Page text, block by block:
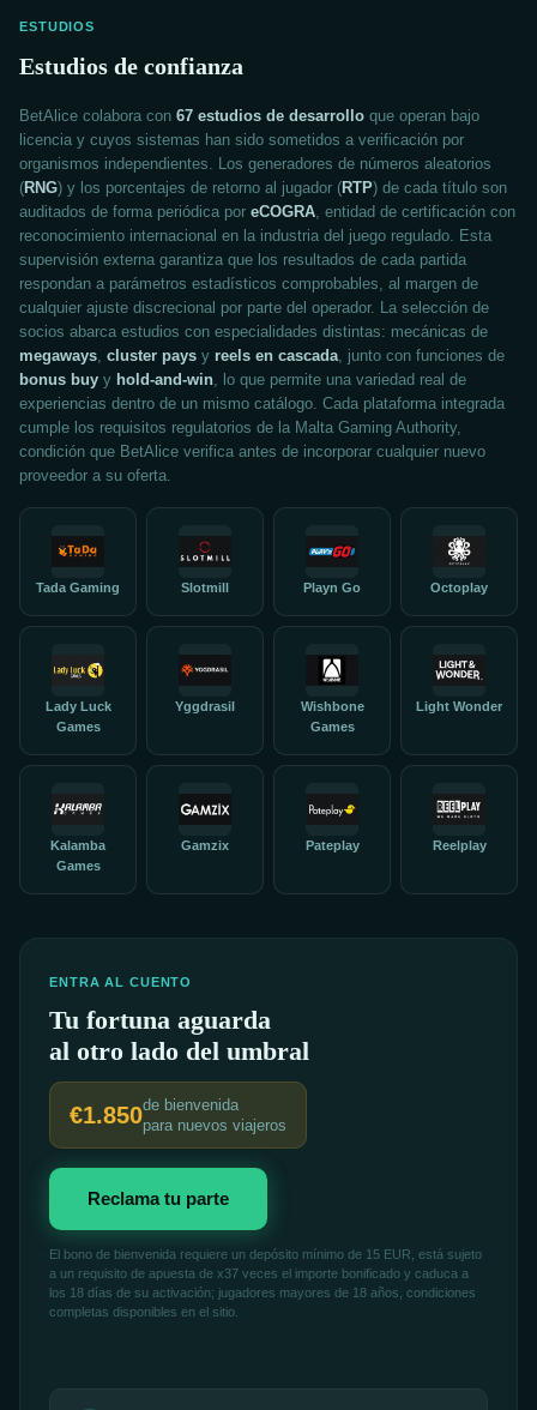
ESTUDIOS
Estudios de confianza
BetAlice colabora con 67 estudios de desarrollo que operan bajo
licencia y cuyos sistemas han sido sometidos a verificación por
organismos independientes. Los generadores de números aleatorios
(RNG) y los porcentajes de retorno al jugador (RTP) de cada título son
auditados de forma periódica por eCOGRA , entidad de certificación con
reconocimiento internacional en la industria del juego regulado. Esta
supervisión externa garantiza que los resultados de cada partida
respondan a parámetros estadísticos comprobables, al margen de
cualquier ajuste discrecional por parte del operador. La selección de
socios abarca estudios con especialidades distintas: mecánicas de
megaways cluster pays y reels en cascada , junto con funciones de
bonus buy y hold-and-win , lo que permite una variedad real de
experiencias dentro de un mismo catálogo. Cada plataforma integrada
cumple los requisitos regulatorios de la Malta Gaming Authority,
condición que BetAlice verifica antes de incorporar cualquier nuevo
proveedor a su oferta.
Tada Gaming Slotmill Playn Go Octoplay
Lady Luck
Games
Yggdrasil
Wishbone
Games
Light Wonder
Kalamba
Games
Gamzix Pateplay Reelplay
ENTRA AL CUENTO
Tu fortuna aguarda
al otro lado del umbral
€1.850de bienvenida
para nuevos viajeros
Reclama tu parte
El bono de bienvenida requiere un depósito mínimo de 15 EUR, está sujeto
a un requisito de apuesta de x37 veces el importe bonificado y caduca a
los 18 días de su activación; jugadores mayores de 18 años, condiciones
completas disponibles en el sitio.